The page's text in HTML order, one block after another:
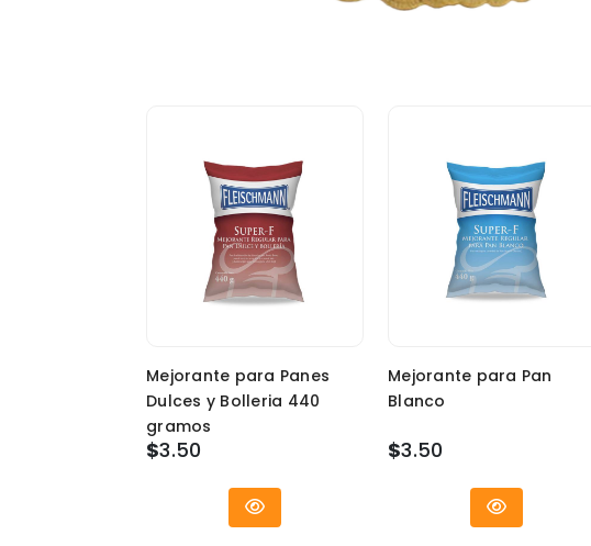
Mejorante para Panes
Dulces y Bolleria 440
gramos
$3.50
Mejorante para Pan
Blanco
$3.50